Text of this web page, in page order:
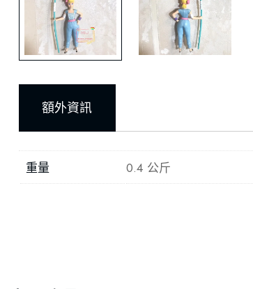
額外資訊
重量 0.4 公斤